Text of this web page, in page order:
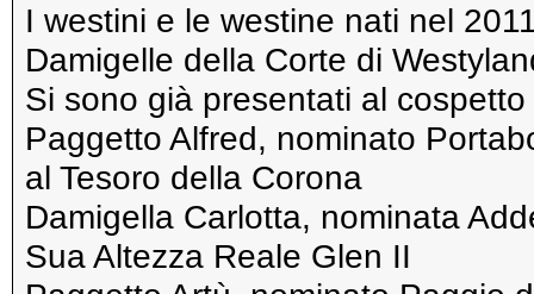
I westini e le westine nati nel
Damigelle della Corte di
Si sono già presentati al
Paggetto Alfred, nominato
al Tesoro della Corona
Damigella Carlotta, nominata
Sua Altezza Reale Glen II